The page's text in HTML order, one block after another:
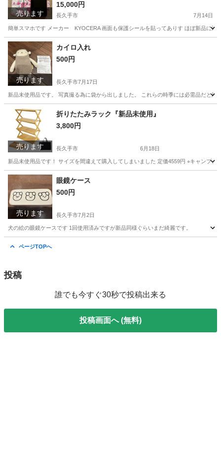
売ります
15,000円
長久手市 7月14日
簡単スマホです メーカー KYOCERA 画面も保護シールを貼ってありす ほぼ新品に近
愛知 長久手市 携帯電話/スマホ
売ります
カイロ入れ
500円
長久手市7月17日
新品未使用品です。 写真撮る為に袋から出しました。 これらの時季には必需品だと
愛知 長久手市 その他
売ります
折りたたみラック『新品未使用』
3,800円
長久手市 6月18日
新品未使用品です！ サイズを間違えて購入してしまいました 定価4559円 ⭐︎キャンプ
愛知 長久手市 収納家具
売ります
眼鏡ケース
500円
長久手市7月2日
犬の絵の眼鏡ケースです 1回使用済みですが新品同様ぐらいまだ綺麗です。
ページTOPへ
投稿
誰でも今すぐ30秒で投稿出来る
投稿画面へ (無料)